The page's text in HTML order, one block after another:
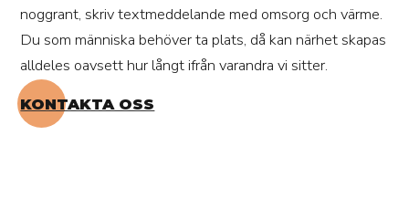
noggrant, skriv textmeddelande med omsorg och värme.
Du som människa behöver ta plats, då kan närhet skapas
alldeles oavsett hur långt ifrån varandra vi sitter.
KONTAKTA OSS